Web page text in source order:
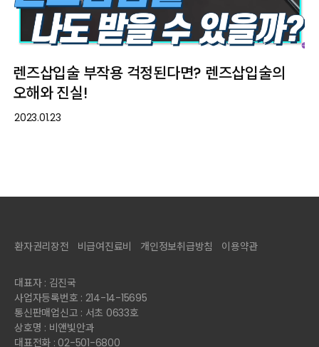
렌즈삽입술 부작용 걱정된다면? 렌즈삽입술의
오해와 진실!
2023.01.23
환자권리장전 비급여진료비 개인정보취급방침 이용약관
대표자 : 김진국
사업자등록번호 : 214-14-15695
통신판매업신고 : 서초 0633호
상호명 : 비앤빛안과
대표전화 : 02-501-6800